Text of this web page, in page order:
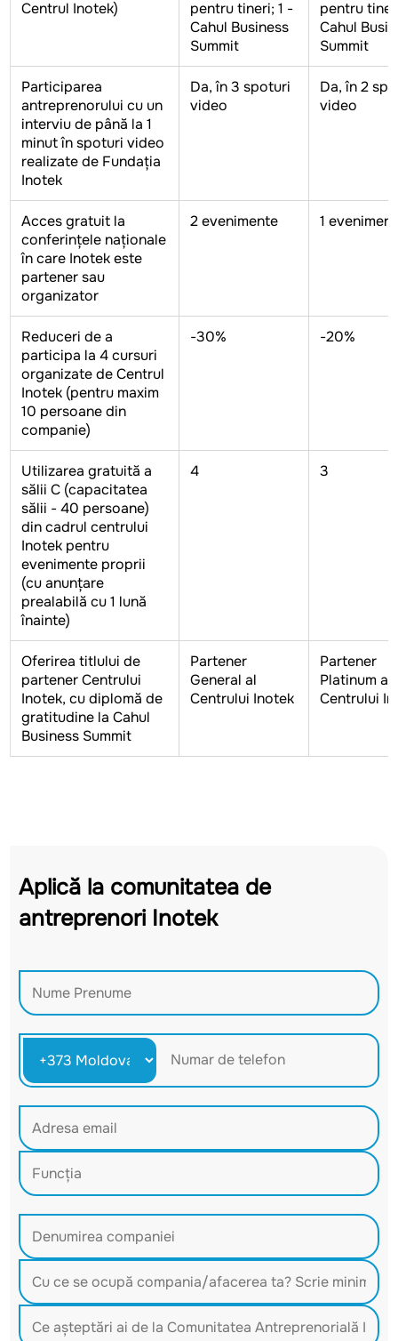
Centrul Inotek)
pentru tineri; 1 -
Cahul Business
Summit
pentru
Cahul
Summit
Participarea
antreprenorului cu un
interviu de până la 1
minut în spoturi video
realizate de Fundația
Inotek
Da, în 3 spoturi
video
Da, în 2
video
Acces gratuit la
conferințele naționale
în care Inotek este
partener sau
organizator
2 evenimente 1
Reduceri de a
participa la 4 cursuri
organizate de Centrul
Inotek (pentru maxim
10 persoane din
companie)
-30% -20%
Utilizarea gratuită a
sălii C (capacitatea
sălii - 40 persoane)
din cadrul centrului
Inotek pentru
evenimente proprii
(cu anunțare
prealabilă cu 1 lună
înainte)
4 3
Oferirea titlului de
partener Centrului
Inotek, cu diplomă de
gratitudine la Cahul
Business Summit
Partener
General al
Centrului Inotek
Partener
Platinum al
Centrului
Aplică la comunitatea de
antreprenori Inotek